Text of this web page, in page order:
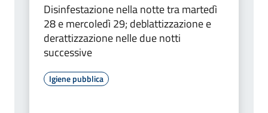
Disinfestazione nella notte tra martedì
28 e mercoledì 29; deblattizzazione e
derattizzazione nelle due notti
successive
Igiene pubblica